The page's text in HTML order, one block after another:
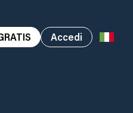
Accedi